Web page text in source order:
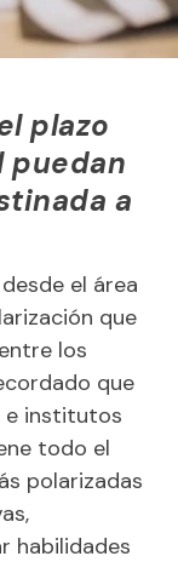
plazo
puedan
a
el área
que
los
que
e institutos
todo el
polarizadas
habilidades